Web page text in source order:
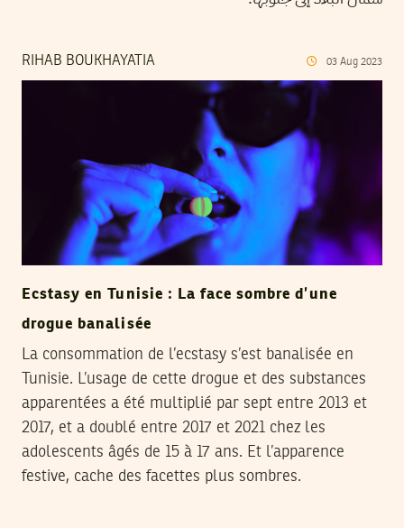
RIHAB BOUKHAYATIA 03 Aug 2023
Ecstasy en Tunisie : La face sombre d’une
drogue banalisée
La consommation de l’ecstasy s’est banalisée en
Tunisie. L’usage de cette drogue et des substances
apparentées a été multiplié par sept entre 2013 et
2017, et a doublé entre 2017 et 2021 chez les
adolescents âgés de 15 à 17 ans. Et l’apparence
festive, cache des facettes plus sombres.